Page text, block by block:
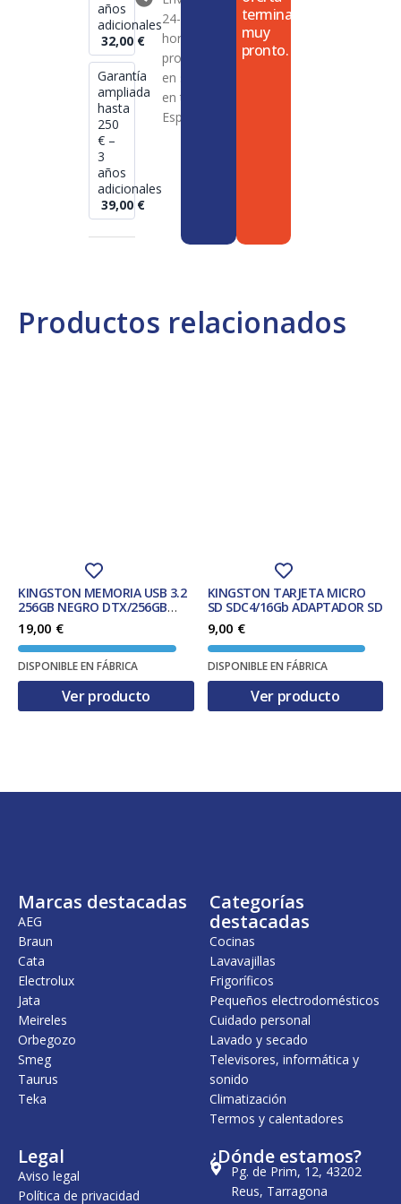
Productos relacionados
KINGSTON MEMORIA USB 3.2
256GB NEGRO DTX/256GB
EXODIA
19,00 €
DISPONIBLE EN FÁBRICA
Ver producto
KINGSTON TARJETA MICRO
SD SDC4/16Gb ADAPTADOR SD
9,00 €
DISPONIBLE EN FÁBRICA
Ver producto
años
adicionales
32,00 €
Garantía
ampliada
hasta
250
€ –
3
años
adicionales
39,00 €
24-72
horas en
productos
en stock
en toda
España
termina
muy
pronto.
Marcas destacadas
AEG
Braun
Cata
Electrolux
Jata
Meireles
Orbegozo
Smeg
Taurus
Teka
Categorías
destacadas
Cocinas
Lavavajillas
Frigoríficos
Pequeños electrodomésticos
Cuidado personal
Lavado y secado
Televisores, informática y
sonido
Climatización
Termos y calentadores
Legal
Aviso legal
Política de privacidad
¿Dónde estamos?
Pg. de Prim, 12, 43202
Reus, Tarragona